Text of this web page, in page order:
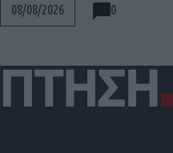
08/08/2026 0